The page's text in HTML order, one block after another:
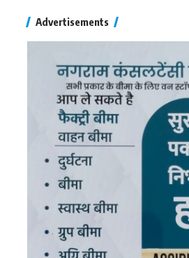
Advertisements